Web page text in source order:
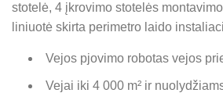
stotelė, 4 įkrovimo stotelės
liniuotė skirta perimetro laido
Vejos pjovimo robotas vejos
Vejai iki 4 000 m² ir